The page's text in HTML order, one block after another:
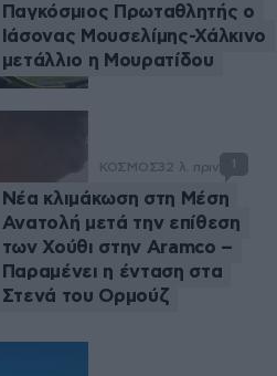
Παγκόσμιος Πρωταθλητής ο
Ιάσονας Μουσελίμης-Χάλκινο
μετάλλιο η Μουρατίδου
ΚΟΣΜΟΣ32 λ. πριν
Νέα κλιμάκωση στη Μέση
Ανατολή μετά την επίθεση
των Χούθι στην Aramco –
Παραμένει η ένταση στα
Στενά του Ορμούζ